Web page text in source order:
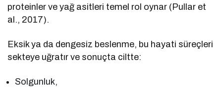
proteinler ve yağ asitleri temel rol oynar (Pullar et
al., 2017).
Eksik ya da dengesiz beslenme, bu hayati süreçleri
sekteye uğratır ve sonuçta ciltte:
Solgunluk,